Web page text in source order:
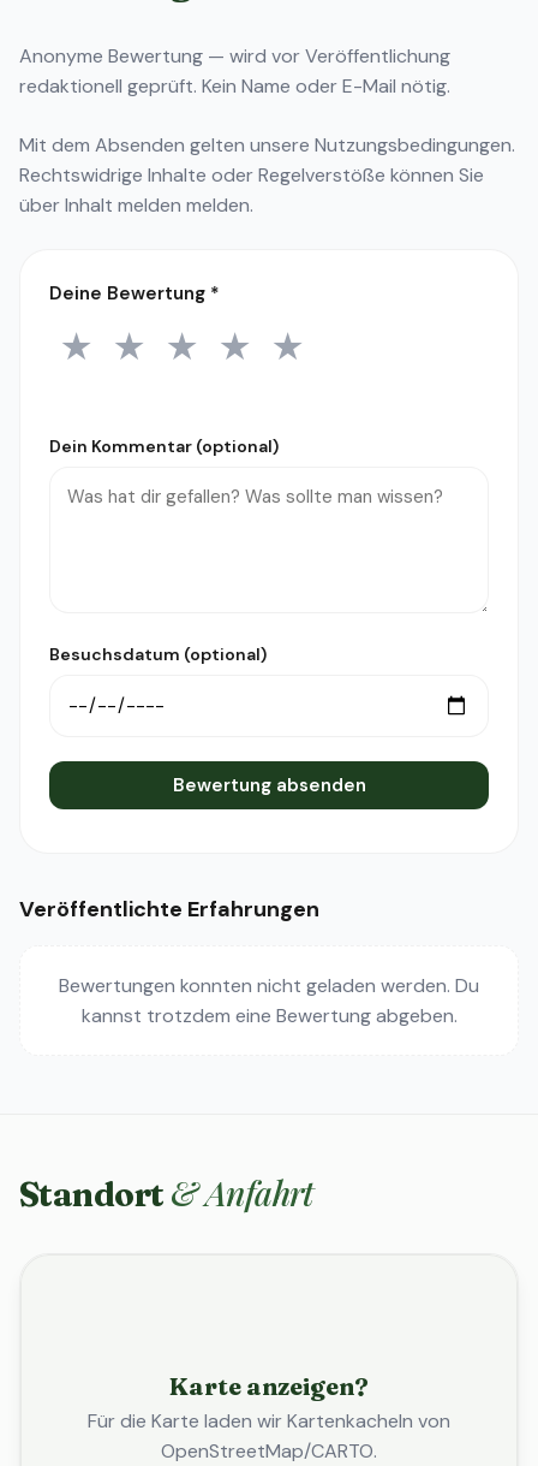
Anonyme Bewertung — wird vor Veröffentlichung
redaktionell geprüft. Kein Name oder E-Mail nötig.
Mit dem Absenden gelten unsere Nutzungsbedingungen.
Rechtswidrige Inhalte oder Regelverstöße können Sie
überInhalt melden melden.
Deine Bewertung *
1 Stern
★ 2 Sterne
★ 3 Sterne
★ 4 Sterne
★ 5 Sterne
★
Dein Kommentar (optional)
Besuchsdatum (optional)
Bewertung absenden
Veröffentlichte Erfahrungen
Bewertungen konnten nicht geladen werden. Du
kannst trotzdem eine Bewertung abgeben.
Standort & Anfahrt
Karte anzeigen?
Für die Karte laden wir Kartenkacheln von
OpenStreetMap/CARTO.